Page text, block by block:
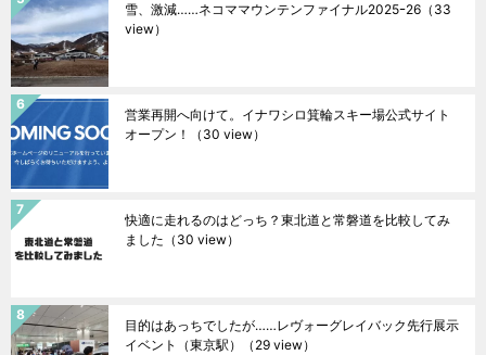
雪、激減……ネコママウンテンファイナル2025ｰ26 （33
view）
営業再開へ向けて。イナワシロ箕輪スキー場公式サイト
オープン！
（30 view）
快適に走れるのはどっち？東北道と常磐道を比較してみ
ました （30 view）
目的はあっちでしたが……レヴォーグレイバック先行展示
イベント（東京駅）
（29 view）